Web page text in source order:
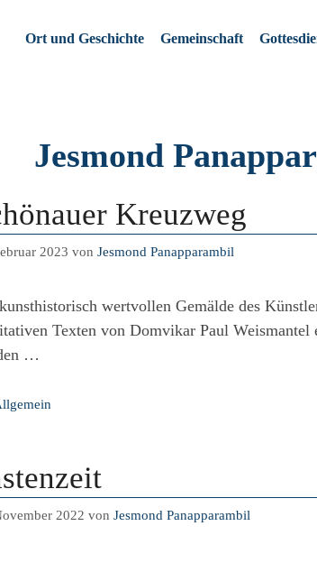
Ort und Geschichte Gemeinschaft
Jesmond
Kreuzweg
2023 von Jesmond Panapparambil
wertvollen Gemälde des
Texten von Domvikar Paul
…
2022 von Jesmond Panapparambil